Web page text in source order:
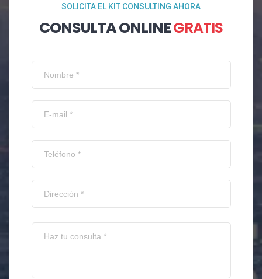
SOLICITA EL KIT CONSULTING AHORA
CONSULTA ONLINEGRATIS